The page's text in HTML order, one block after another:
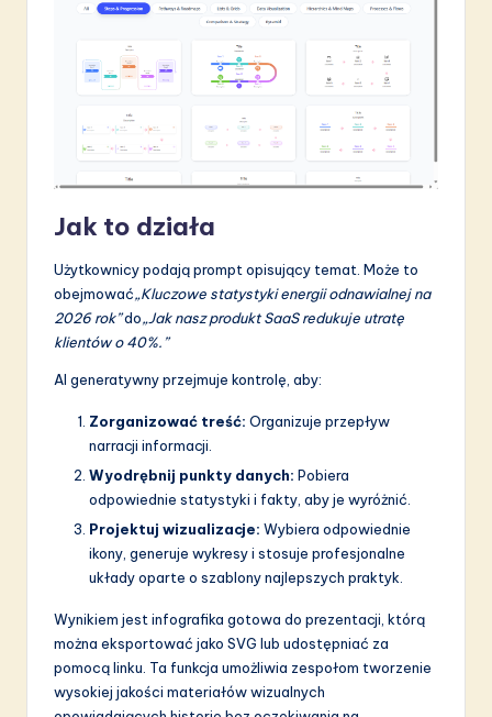
Jak to działa
Użytkownicy podają prompt opisujący temat. Może to
obejmować„Kluczowe statystyki energii odnawialnej na
2026 rok”do„Jak nasz produkt SaaS redukuje utratę
klientów o 40%.”
AI generatywny przejmuje kontrolę, aby:
Zorganizować treść: Organizuje przepływ
narracji informacji.
Wyodrębnij punkty danych: Pobiera
odpowiednie statystyki i fakty, aby je wyróżnić.
Projektuj wizualizacje: Wybiera odpowiednie
ikony, generuje wykresy i stosuje profesjonalne
układy oparte o szablony najlepszych praktyk.
Wynikiem jest infografika gotowa do prezentacji, którą
można eksportować jako SVG lub udostępniać za
pomocą linku. Ta funkcja umożliwia zespołom tworzenie
wysokiej jakości materiałów wizualnych